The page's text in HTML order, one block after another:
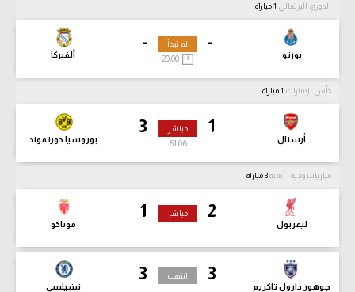
الدوري البرتغالي
-
بورتو
-
ألفيركا
لم تبدأ
كأس الإمارات
1
أرسنال
3
بوروسيا دورتموند
مباشر
61:07
مباريات ودية - أندية
2
ليفربول
1
موناكو
مباشر
3
جوهور دارول تاكزيم
3
تشيلسي
انتهت